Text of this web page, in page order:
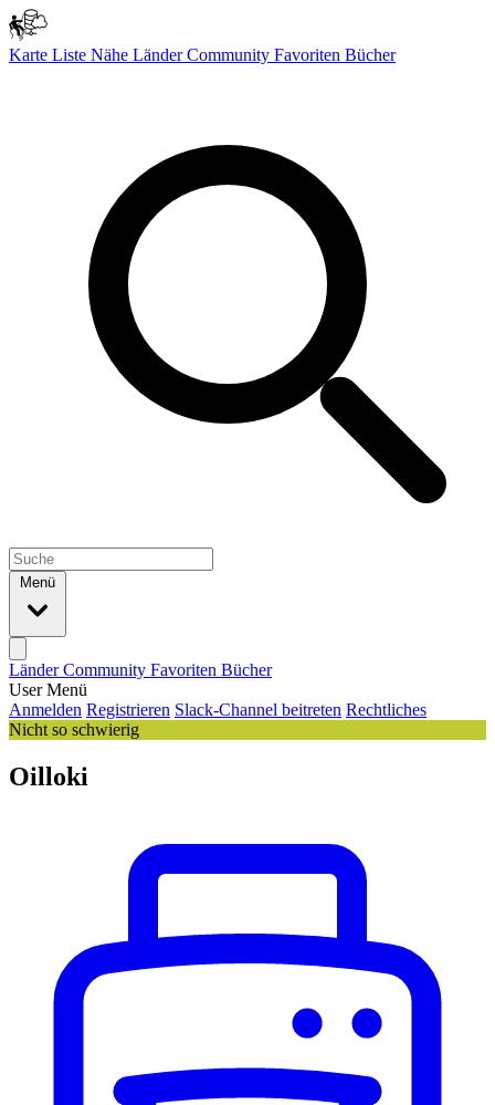
Karte Liste Nähe LänderCommunity Favoriten Bücher
Menü
LänderCommunity Favoriten Bücher
User Menü
Anmelden Registrieren Slack-Channel beitreten Rechtliches
Nicht so schwierig
Oilloki